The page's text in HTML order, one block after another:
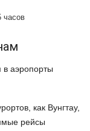
часов
аэропорты
как Вунгтау,
рейсы